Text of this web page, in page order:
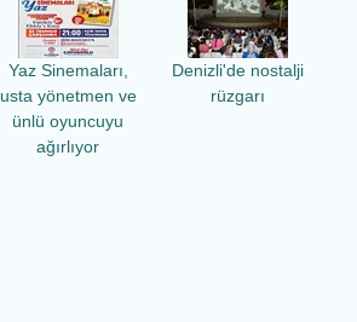
Yaz Sinemaları,
usta yönetmen ve
ünlü oyuncuyu
ağırlıyor
Denizli'de nostalji
rüzgarı